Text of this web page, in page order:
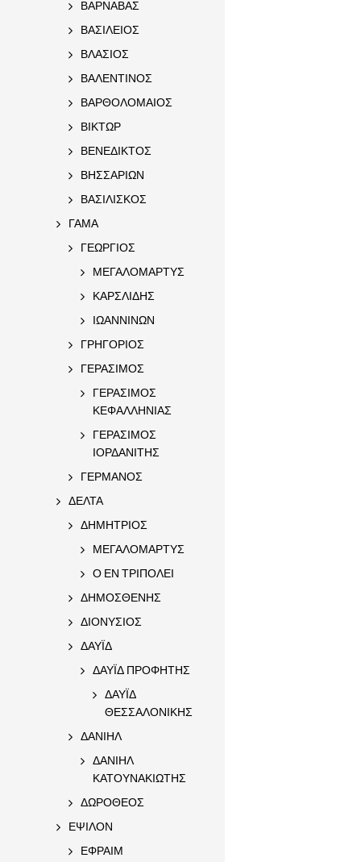
ΒΑΡΝΑΒΑΣ
ΒΑΣΙΛΕΙΟΣ
ΒΛΑΣΙΟΣ
ΒΑΛΕΝΤΙΝΟΣ
ΒΑΡΘΟΛΟΜΑΙΟΣ
ΒΙΚΤΩΡ
ΒΕΝΕΔΙΚΤΟΣ
ΒΗΣΣΑΡΙΩΝ
ΒΑΣΙΛΙΣΚΟΣ
ΓΑΜΑ
ΓΕΩΡΓΙΟΣ
ΜΕΓΑΛΟΜΑΡΤΥΣ
ΚΑΡΣΛΙΔΗΣ
ΙΩΑΝΝΙΝΩΝ
ΓΡΗΓΟΡΙΟΣ
ΓΕΡΑΣΙΜΟΣ
ΓΕΡΑΣΙΜΟΣ
ΚΕΦΑΛΛΗΝΙΑΣ
ΓΕΡΑΣΙΜΟΣ
ΙΟΡΔΑΝΙΤΗΣ
ΓΕΡΜΑΝΟΣ
ΔΕΛΤΑ
ΔΗΜΗΤΡΙΟΣ
ΜΕΓΑΛΟΜΑΡΤΥΣ
Ο ΕΝ ΤΡΙΠΟΛΕΙ
ΔΗΜΟΣΘΕΝΗΣ
ΔΙΟΝΥΣΙΟΣ
ΔΑΥΪΔ
ΔΑΥΪΔ ΠΡΟΦΗΤΗΣ
ΔΑΥΪΔ
ΘΕΣΣΑΛΟΝΙΚΗΣ
ΔΑΝΙΗΛ
ΔΑΝΙΗΛ
ΚΑΤΟΥΝΑΚΙΩΤΗΣ
ΔΩΡΟΘΕΟΣ
ΕΨΙΛΟΝ
ΕΦΡΑΙΜ